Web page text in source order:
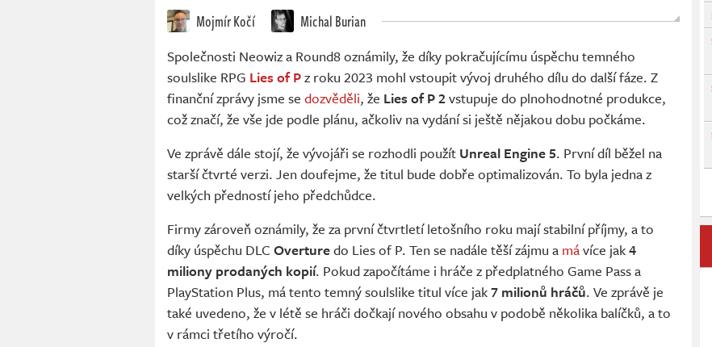
Mojmír Kočí Michal Burian
Společnosti Neowiz a Round8 oznámily, že díky pokračujícímu úspěchu temného
soulslike RPG Lies of Pz roku 2023 mohl vstoupit vývoj druhého dílu do další fáze. Z
finanční zprávy jsme se dozvěděli, že Lies of P 2vstupuje do plnohodnotné produkce,
což značí, že vše jde podle plánu, ačkoliv na vydání si ještě nějakou dobu počkáme.
Ve zprávě dále stojí, že vývojáři se rozhodli použít Unreal Engine 5. První díl běžel na
starší čtvrté verzi. Jen doufejme, že titul bude dobře optimalizován. To byla jedna z
velkých předností jeho předchůdce.
Firmy zároveň oznámily, že za první čtvrtletí letošního roku mají stabilní příjmy, a to
díky úspěchu DLC Overturedo Lies of P. Ten se nadále těší zájmu a mávíce jak4
miliony prodaných kopií. Pokud započítáme i hráče z předplatného Game Pass a
PlayStation Plus, má tento temný soulslike titul více jak7 milionů hráčů. Ve zprávě je
také uvedeno, že v létě se hráči dočkají nového obsahu v podobě několika balíčků, a to
v rámci třetího výročí.